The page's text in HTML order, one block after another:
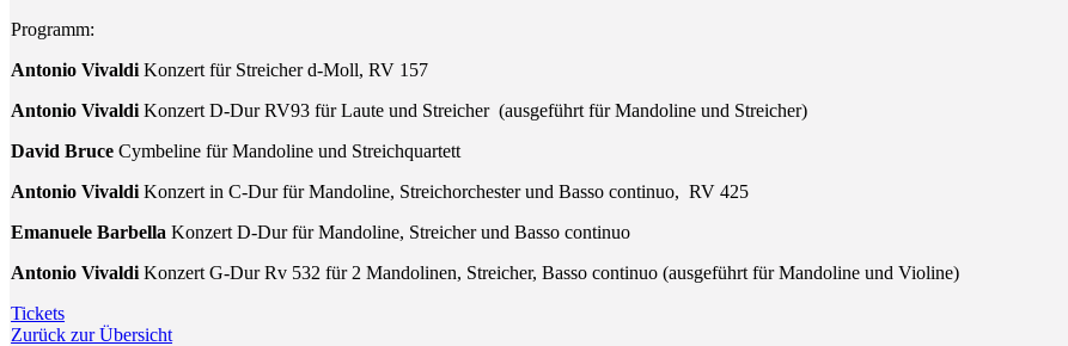
Programm:
Antonio VivaldiKonzert für Streicher d-Moll, RV 157
Antonio VivaldiKonzert D-Dur RV93 für Laute und Streicher (ausgeführt für Mandoline und Streicher)
David BruceCymbeline für Mandoline und Streichquartett
Antonio VivaldiKonzert in C-Dur für Mandoline, Streichorchester und Basso continuo, RV 425
Emanuele BarbellaKonzert D-Dur für Mandoline, Streicher und Basso continuo
Antonio VivaldiKonzert G-Dur Rv 532 für 2 Mandolinen, Streicher, Basso continuo (ausgeführt für Mandoline und Violine)
Tickets
Zurück zur Übersicht